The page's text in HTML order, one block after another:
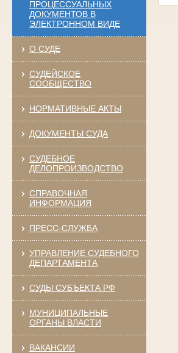
ПРОЦЕССУАЛЬНЫХ
ДОКУМЕНТОВ В
ЭЛЕКТРОННОМ ВИДЕ
О СУДЕ
СУДЕЙСКОЕ
СООБЩЕСТВО
НОРМАТИВНЫЕ АКТЫ
ДОКУМЕНТЫ СУДА
СУДЕБНОЕ
ДЕЛОПРОИЗВОДСТВО
СПРАВОЧНАЯ
ИНФОРМАЦИЯ
ПРЕСС-СЛУЖБА
УПРАВЛЕНИЕ СУДЕБНОГО
ДЕПАРТАМЕНТА
СУДЫ СУБЪЕКТА РФ
МУНИЦИПАЛЬНЫЕ
ОРГАНЫ ВЛАСТИ
ВАКАНСИИ